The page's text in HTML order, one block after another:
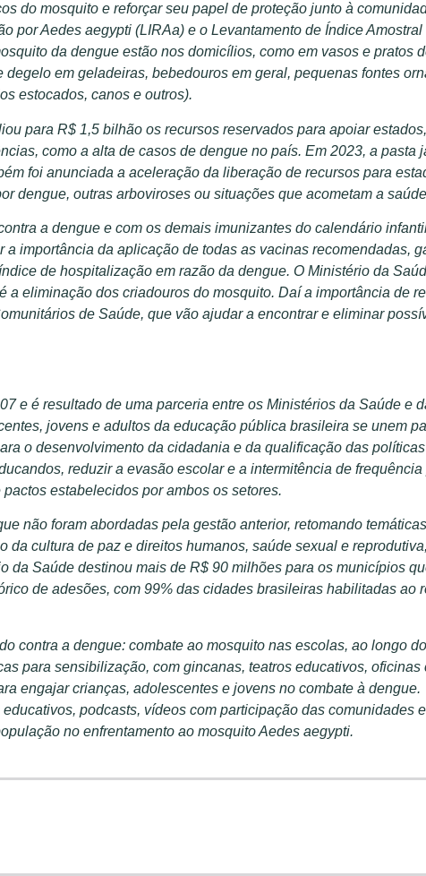
do mosquito e reforçar seu papel de proteção junto à
por Aedes aegypti (LIRAa) e o Levantamento de Índice Amostral
da dengue estão nos domicílios, como em vasos e pratos
em geladeiras, bebedouros em geral, pequenas fontes
estocados, canos e outros).
para R$ 1,5 bilhão os recursos reservados para apoiar
como a alta de casos de dengue no país. Em 2023, a pasta
foi anunciada a aceleração da liberação de recursos para
dengue, outras arboviroses ou situações que acometam a
a dengue e com os demais imunizantes do calendário
importância da aplicação de todas as vacinas recomendadas,
de hospitalização em razão da dengue. O Ministério da
a eliminação dos criadouros do mosquito. Daí a importância de
de Saúde, que vão ajudar a encontrar e eliminar
e é resultado de uma parceria entre os Ministérios da Saúde e
jovens e adultos da educação pública brasileira se unem
o desenvolvimento da cidadania e da qualificação das
reduzir a evasão escolar e a intermitência de
estabelecidos por ambos os setores.
não foram abordadas pela gestão anterior, retomando
da cultura de paz e direitos humanos, saúde sexual e
da Saúde destinou mais de R$ 90 milhões para os municípios
de adesões, com 99% das cidades brasileiras habilitadas ao
contra a dengue: combate ao mosquito nas escolas, ao longo
para sensibilização, com gincanas, teatros educativos, oficinas
engajar crianças, adolescentes e jovens no combate à dengue.
podcasts, vídeos com participação das comunidades
no enfrentamento ao mosquito Aedes aegypti.